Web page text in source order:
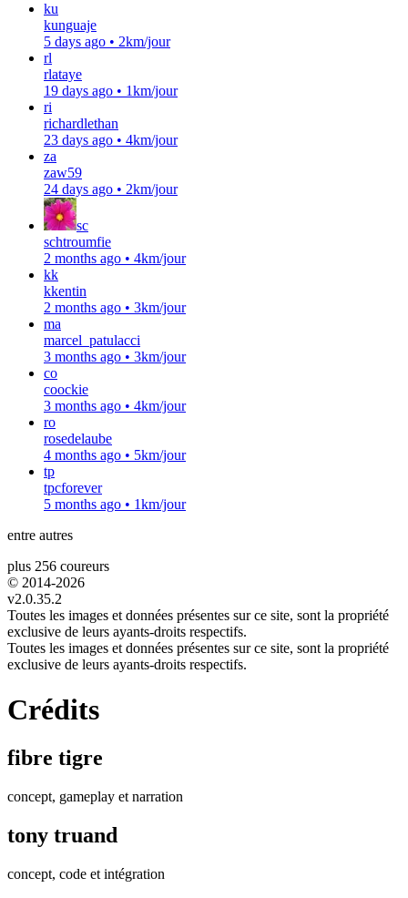
ku
kunguaje
5 days ago • 2km/jour
rl
rlataye
19 days ago • 1km/jour
ri
richardlethan
23 days ago • 4km/jour
za
zaw59
24 days ago • 2km/jour
sc
schtroumfie
2 months ago • 4km/jour
kk
kkentin
2 months ago • 3km/jour
ma
marcel_patulacci
3 months ago • 3km/jour
co
coockie
3 months ago • 4km/jour
ro
rosedelaube
4 months ago • 5km/jour
tp
tpcforever
5 months ago • 1km/jour
entre autres
plus 256 coureurs
© 2014-2026
v2.0.35.2
Toutes les images et données présentes sur ce site, sont la propriété
exclusive de leurs ayants-droits respectifs.
Toutes les images et données présentes sur ce site, sont la propriété
exclusive de leurs ayants-droits respectifs.
Crédits
fibre tigre
concept, gameplay et narration
tony truand
concept, code et intégration